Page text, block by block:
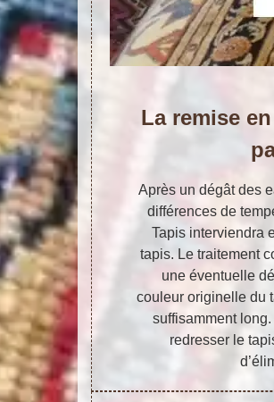
La remise
Après un dégât des
différences de
Tapis interviendra
tapis. Le traitement
une éventuelle
couleur originelle du
suffisamment
redresser le